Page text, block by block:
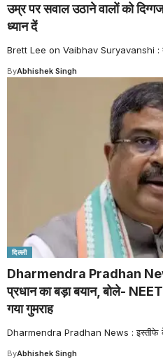
उम्र पर सवाल उठाने वालों को
ध्यान दें
Brett Lee on Vaibhav Suryavanshi :
ByAbhishek Singh
दिल्ली
Dharmendra Pradhan
प्रधान का बड़ा बयान, बोले-
गया गुमराह
Dharmendra Pradhan News : इस्तीफे के
ByAbhishek Singh